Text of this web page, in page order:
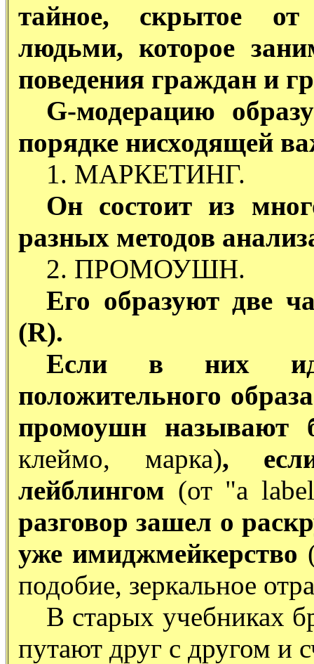
тайное, скрытое от
людьми, которое
поведения граждан и
G-модерацию
порядке нисходящей
1. МАРКЕТИНГ.
Он состоит из
разных методов
2. ПРОМОУШН.
Его образуют две
(R).
Если в них
положительного
промоушн называют
клеймо, марка),
лейблингом (от "a
разговор зашел о
уже имиджмейкерство
подобие, зеркальное
В старых учебниках
путают друг с другом и